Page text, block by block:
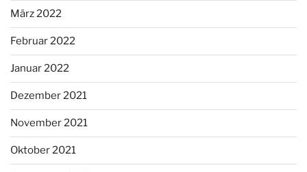
März 2022
Februar 2022
Januar 2022
Dezember 2021
November 2021
Oktober 2021